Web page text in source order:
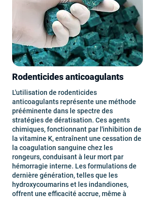
Rodenticides anticoagulants
L'utilisation de rodenticides
anticoagulants représente une méthode
prééminente dans le spectre des
stratégies de dératisation. Ces agents
chimiques, fonctionnant par l'inhibition de
la vitamine K, entraînent une cessation de
la coagulation sanguine chez les
rongeurs, conduisant à leur mort par
hémorragie interne. Les formulations de
dernière génération, telles que les
hydroxycoumarins et les indandiones,
offrent une efficacité accrue, même à